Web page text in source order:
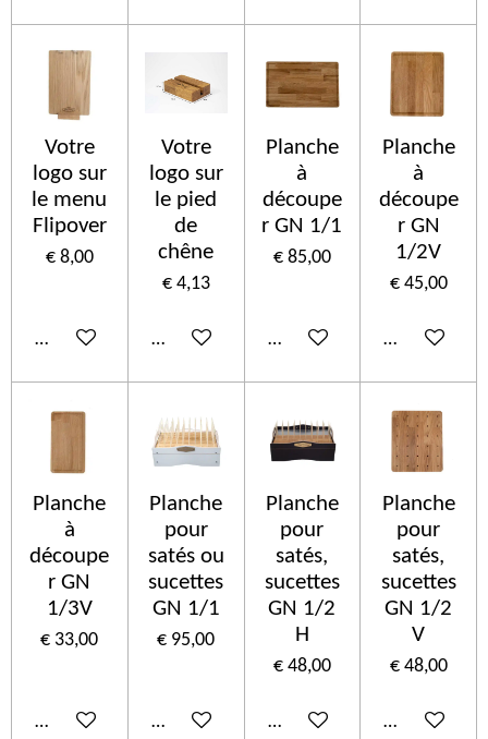
Votre
logo sur
le menu
Flipover
€ 8,00
In winkelwagen
Votre
logo sur
le pied
de
chêne
€ 4,13
In winkelwagen
Planche
à
découpe
r GN 1/1
€ 85,00
In winkelwagen
Planche
à
découpe
r GN
1/2V
€ 45,00
In
Planche
à
découpe
r GN
1/3V
€ 33,00
In winkelwagen
Planche
pour
satés ou
sucettes
GN 1/1
€ 95,00
In winkelwagen
Planche
pour
satés,
sucettes
GN 1/2
H
€ 48,00
In winkelwagen
Planche
pour
satés,
sucettes
GN 1/2
V
€ 48,00
In